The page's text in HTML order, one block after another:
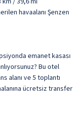
havaalanı Şenzen
emanet kasası
Bu otel
alanı ve 5 toplantı
ücretsiz transfer